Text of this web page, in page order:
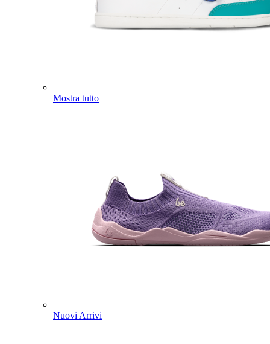
Mostra tutto
Nuovi Arrivi